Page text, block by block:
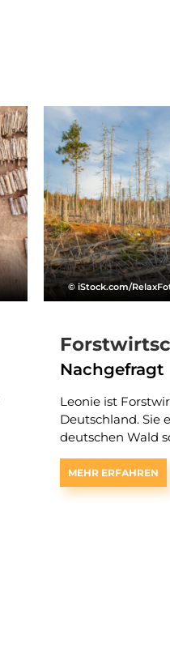
© iStock.com/
Nachgefragt
Leonie ist
Deutschland. Sie
deutschen Wald
MEHR ERFAHREN